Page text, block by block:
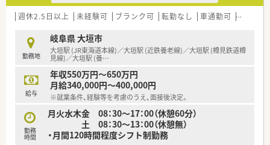
＼ こんな方にオススメ ／
★将来的に管理薬剤師としてご活躍いただける方！
★他職種の方とともに前向きに業務に取り組んでいただける方！
医療・介護どちらにも注力しています♪
週休2.5日以上 未経験可 ブランク可 転勤なし 車通勤可 高給与
勤務地
岐阜県 大垣市
大垣駅 (JR東海道本線)／大垣駅 (近鉄養老線)／大垣駅 (樽見鉄道樽
見線)／大垣駅 (養…
給与
年収550万円～650万円
月給340,000円～400,000円
※就業条件、経験等を考慮のうえ、面接後決定。
勤務
時間
月火水木金 08：30～17：00（休憩60分）
土 08：30～13：00（休憩無）
・月間120時間程度シフト制勤務